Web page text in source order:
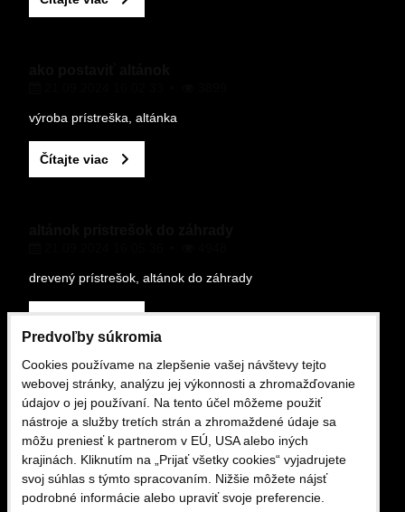
výroba prístreška, altánka
Čítajte viac
drevený prístrešok, altánok do záhrady
OBCHODNÉ PODMIENKY
Obchodne podmienky
16.02.2025 12:13.29 1429
Predvoľby súkromia
Cookies používame na zlepšenie vašej návštevy tejto
webovej stránky, analýzu jej výkonnosti a zhromažďovanie
údajov o jej používaní. Na tento účel môžeme použiť
nástroje a služby tretích strán a zhromaždené údaje sa
môžu preniesť k partnerom v EÚ, USA alebo iných
krajinách. Kliknutím na „Prijať všetky cookies“ vyjadrujete
svoj súhlas s týmto spracovaním. Nižšie môžete nájsť
podrobné informácie alebo upraviť svoje preferencie.